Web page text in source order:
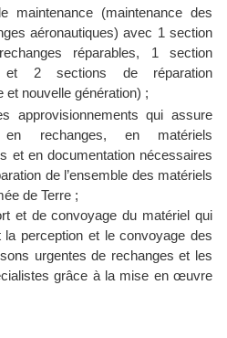
maintenance(maintenance des
aéronautiques) avec 1 section
réparables, 1 section
et 2 sections de réparation
et nouvelle génération) ;
approvisionnements qui assure
en rechanges, en matériels
et en documentation nécessaires
de l’ensemble des matériels
de Terre ;
et de convoyage du matériel qui
la perception et le convoyage des
urgentes de rechanges et les
grâce à la mise en œuvre